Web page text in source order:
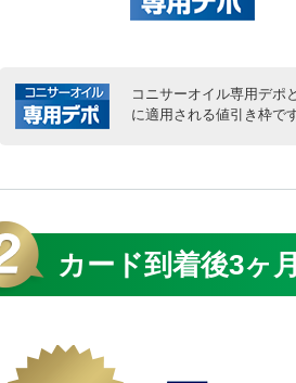
コニサーオイル専用デポ
に適用される値引き枠で
カード到着後3ヶ